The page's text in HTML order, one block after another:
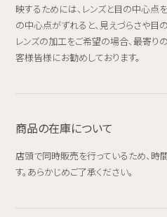
映するためには、レンズと目の中心点
の中心点がずれると、見えづらさや目
レンズの加工をご希望の場合、最寄り
客様皆様にお勧めしております。
商品の在庫について
店頭で同時販売を行っているため、時
す。あらかじめご了承ください。